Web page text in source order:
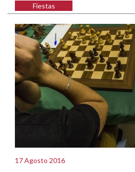
Fiestas
17 Agosto 2016